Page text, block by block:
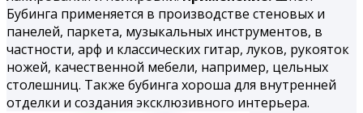
Бубинга применяется в производстве стеновых и
панелей, паркета, музыкальных инструментов, в
частности, арф и классических гитар, луков, рукояток
ножей, качественной мебели, например, цельных
столешниц. Также бубинга хороша для внутренней
отделки и создания эксклюзивного интерьера.